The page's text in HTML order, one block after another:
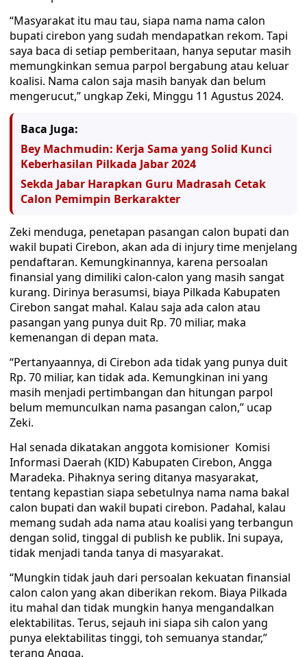
“Masyarakat itu mau tau, siapa nama nama calon
bupati cirebon yang sudah mendapatkan rekom. Tapi
saya baca di setiap pemberitaan, hanya seputar masih
memungkinkan semua parpol bergabung atau keluar
koalisi. Nama calon saja masih banyak dan belum
mengerucut,” ungkap Zeki, Minggu 11 Agustus 2024.
Baca Juga:
Bey Machmudin: Kerja Sama yang Solid Kunci
Keberhasilan Pilkada Jabar 2024
Sekda Jabar Harapkan Guru Madrasah Cetak
Calon Pemimpin Berkarakter
Zeki menduga, penetapan pasangan calon bupati dan
wakil bupati Cirebon, akan ada di injury time menjelang
pendaftaran. Kemungkinannya, karena persoalan
finansial yang dimiliki calon-calon yang masih sangat
kurang. Dirinya berasumsi, biaya Pilkada Kabupaten
Cirebon sangat mahal. Kalau saja ada calon atau
pasangan yang punya duit Rp. 70 miliar, maka
kemenangan di depan mata.
“Pertanyaannya, di Cirebon ada tidak yang punya duit
Rp. 70 miliar, kan tidak ada. Kemungkinan ini yang
masih menjadi pertimbangan dan hitungan parpol
belum memunculkan nama pasangan calon,” ucap
Zeki.
Hal senada dikatakan anggota komisioner Komisi
Informasi Daerah (KID) Kabupaten Cirebon, Angga
Maradeka. Pihaknya sering ditanya masyarakat,
tentang kepastian siapa sebetulnya nama nama bakal
calon bupati dan wakil bupati cirebon. Padahal, kalau
memang sudah ada nama atau koalisi yang terbangun
dengan solid, tinggal di publish ke publik. Ini supaya,
tidak menjadi tanda tanya di masyarakat.
“Mungkin tidak jauh dari persoalan kekuatan finansial
calon calon yang akan diberikan rekom. Biaya Pilkada
itu mahal dan tidak mungkin hanya mengandalkan
elektabilitas. Terus, sejauh ini siapa sih calon yang
punya elektabilitas tinggi, toh semuanya standar,”
terang Angga.